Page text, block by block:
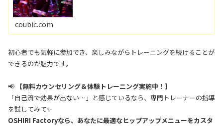
coubic.com
初心者でも気軽に参加でき、楽しみながらトレーニングを続けることが
できるのが魅力です。
📢 【無料カウンセリング＆体験トレーニング実施中！】
「自己流で効果が出ない…」と感じているなら、専門トレーナーの指導
を試してみて✨
OSHIRI Factoryなら、あなたに最適なヒップアップメニューをカスタ